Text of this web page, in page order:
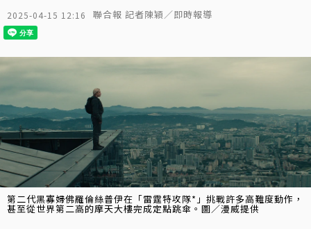
2025-04-15 12:16 聯合報 記者陳穎／即時報導
第二代黑寡婦佛羅倫絲普伊在「雷霆特攻隊*」挑戰許多高難度動作，
甚至從世界第二高的摩天大樓完成定點跳傘。圖／漫威提供